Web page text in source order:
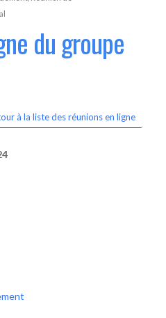
du groupe
à la liste des réunions en ligne